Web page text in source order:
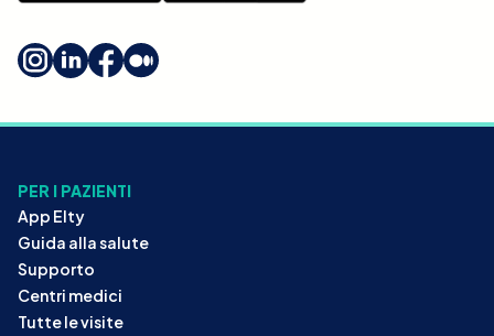
PER I PAZIENTI
App Elty
Guida alla salute
Supporto
Centri medici
Tutte le visite